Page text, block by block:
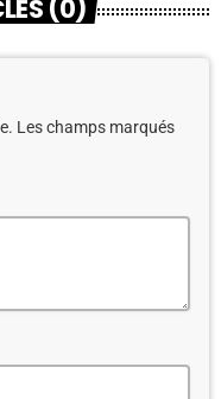
(0)
Les champs marqués